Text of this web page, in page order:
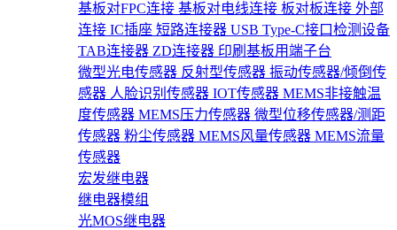
基板对FPC连接 基板对电线连接 板对板连接 外部
连接 IC插座 短路连接器 USB Type-C接口检测设备
TAB连接器 ZD连接器 印刷基板用端子台
微型光电传感器 反射型传感器 振动传感器/倾倒传
感器 人脸识别传感器 IOT传感器 MEMS非接触温
度传感器 MEMS压力传感器 微型位移传感器/测距
传感器 粉尘传感器 MEMS风量传感器 MEMS流量
传感器
宏发继电器
继电器模组
光MOS继电器